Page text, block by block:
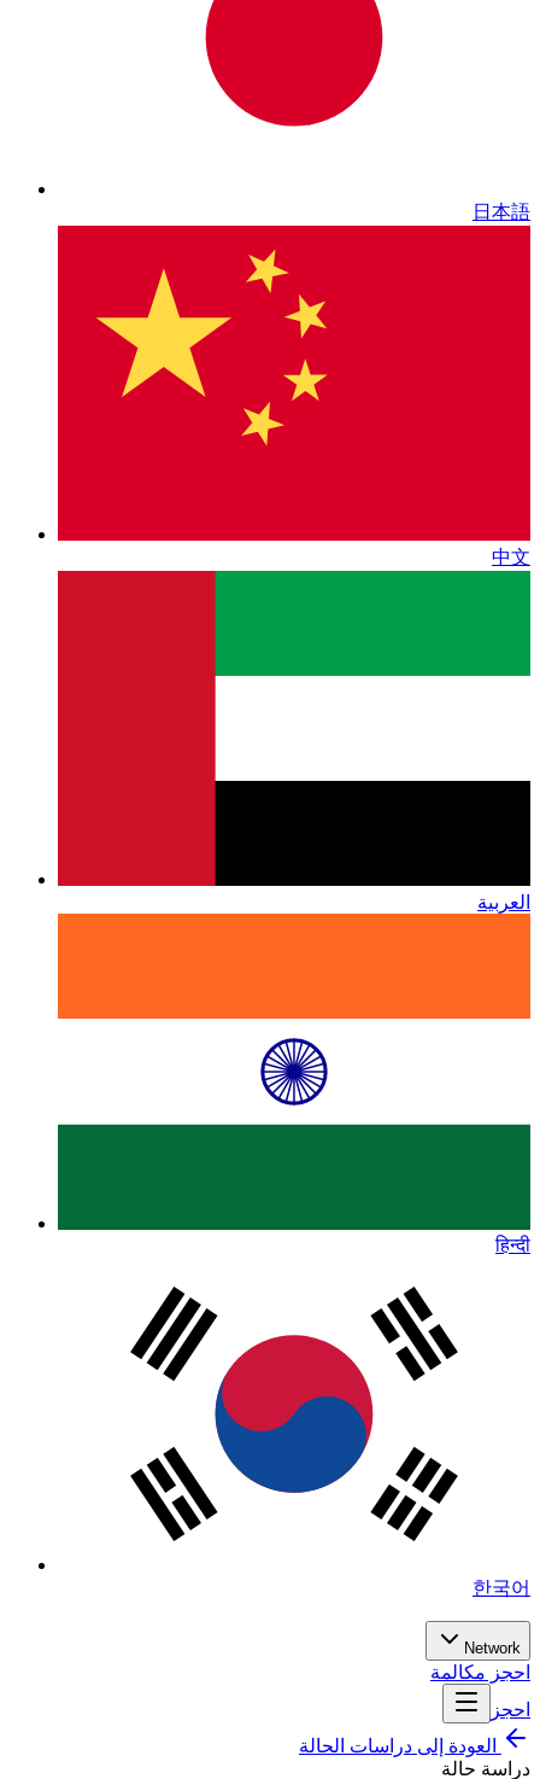
日本語
中文
العربية
हिन्दी
한국어
Network
احجز مكالمة
احجز
العودة إلى دراسات الحالة
دراسة حالة